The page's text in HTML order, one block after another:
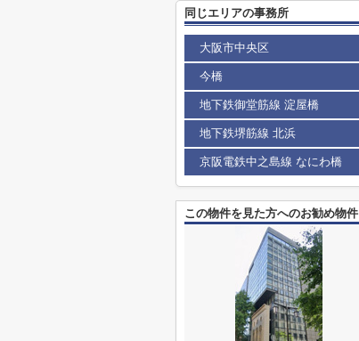
同じエリアの事務所
大阪市中央区
今橋
地下鉄御堂筋線 淀屋橋
地下鉄堺筋線 北浜
京阪電鉄中之島線 なにわ橋
この物件を見た方へのお勧め物件